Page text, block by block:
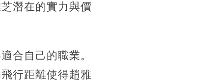
潛在的實力與價
合自己的職業。
行距離使得趙雅